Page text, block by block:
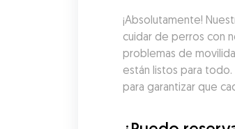
¡Absolutamente!
cuidar de perros con
problemas de
están listos para
para garantizar que